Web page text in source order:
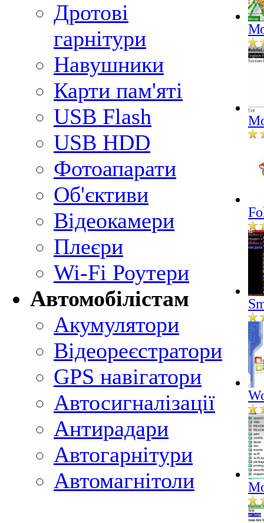
Дротові
гарнітури
Навушники
Карти пам'яті
USB Flash
USB HDD
Фотоапарати
Об'єктиви
Відеокамери
Плеєри
Wi-Fi Роутери
Автомобілістам
Акумулятори
Відеореєстратори
GPS навігатори
Автосигналізації
Антирадари
Автогарнітури
Автомагнітоли